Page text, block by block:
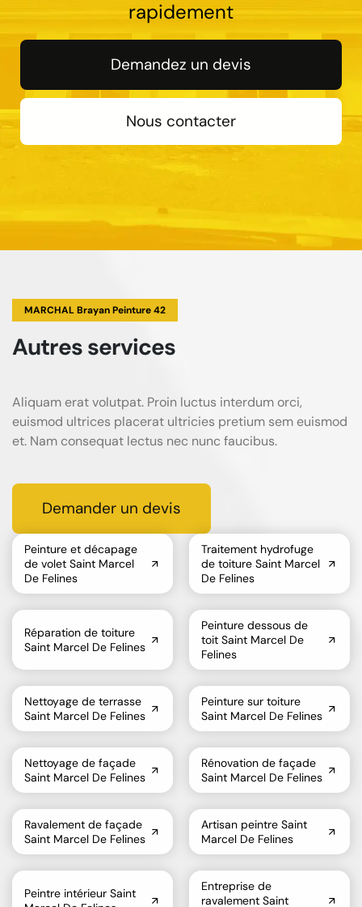
rapidement
Demandez un devis
Nous contacter
MARCHAL Brayan Peinture 42
Autres services
Aliquam erat volutpat. Proin luctus interdum orci,
euismod ultrices placerat ultricies pretium sem euismod
et. Nam consequat lectus nec nunc faucibus.
Demander un devis
Peinture et décapage
de volet Saint Marcel
De Felines
Traitement hydrofuge
de toiture Saint Marcel
De Felines
Réparation de toiture
Saint Marcel De Felines
Peinture dessous de
toit Saint Marcel De
Felines
Nettoyage de terrasse
Saint Marcel De Felines
Peinture sur toiture
Saint Marcel De Felines
Nettoyage de façade
Saint Marcel De Felines
Rénovation de façade
Saint Marcel De Felines
Ravalement de façade
Saint Marcel De Felines
Artisan peintre Saint
Marcel De Felines
Peintre intérieur Saint
Entreprise de
ravalement Saint